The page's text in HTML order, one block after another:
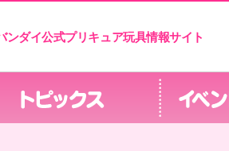
ンダイ公式プリキュア玩具情報サイト